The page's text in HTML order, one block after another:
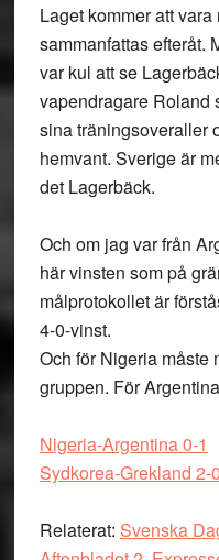
Laget kommer att
sammanfattas efteråt.
var kul att se
vapendragare Roland
sina träningsoveraller
hemvant. Sverige är
det Lagerbäck.
Och om jag var från
här vinsten som på
målprotokollet är
4-0-vinst.
Och för Nigeria måste
gruppen. För
Nigeria-Argentina 0-1
Sydkorea-Grekland 2-0
Relaterat: Svenska